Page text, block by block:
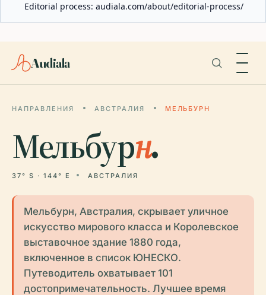
Editorial process: audiala.com/about/editorial-process/
Audiala
НАПРАВЛЕНИЯ АВСТРАЛИЯ МЕЛЬБУРН
Мельбурн.
37° S · 144° E АВСТРАЛИЯ
Мельбурн, Австралия, скрывает уличное
искусство мирового класса и Королевское
выставочное здание 1880 года,
включенное в список ЮНЕСКО.
Путеводитель охватывает 101
достопримечательность. Лучшее время